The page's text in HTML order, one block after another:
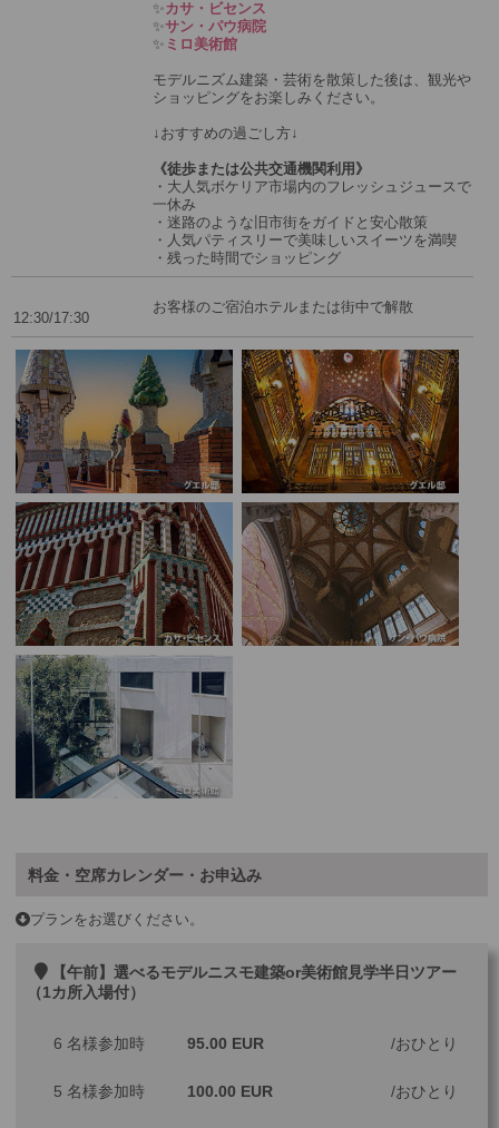
✨カサ・ビセンス
✨サン・パウ病院
✨ ミロ美術館
モデルニズム建築・芸術を散策した後は、観光や
ショッピングをお楽しみください。
↓おすすめの過ごし方↓
《徒歩または公共交通機関利用》
・大人気ボケリア市場内のフレッシュジュースで
一休み
・迷路のような旧市街をガイドと安心散策
・人気パティスリーで美味しいスイーツを満喫
・残った時間でショッピング
12:30/17:30
お客様のご宿泊ホテルまたは街中で解散
料金・空席カレンダー・お申込み
プランをお選びください。
【午前】選べるモデルニスモ建築or美術館見学半日ツアー
（1カ所入場付）
6 名様参加時 95.00 EUR おひとり
5 名様参加時 100.00 EUR おひとり